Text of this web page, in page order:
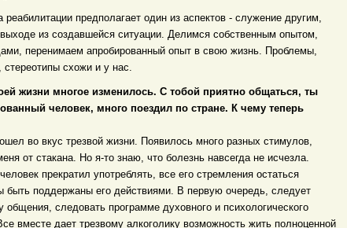
предполагает один из аспектов - служение другим,
из создавшейся ситуации. Делимся собственным опытом,
перенимаем апробированный опыт в свою жизнь. Проблемы,
схожи и у нас.
жизни многое изменилось. С тобой приятно общаться, ты
человек, много поездил по стране. К чему теперь
во вкус трезвой жизни. Появилось много разных стимулов,
от стакана. Но я-то знаю, что болезнь навсегда не исчезла.
прекратил употреблять, все его стремления остаться
быть поддержаны его действиями. В первую очередь, следует
общения, следовать программе духовного и психологического
вместе дает трезвому алкоголику возможность жить полноценной